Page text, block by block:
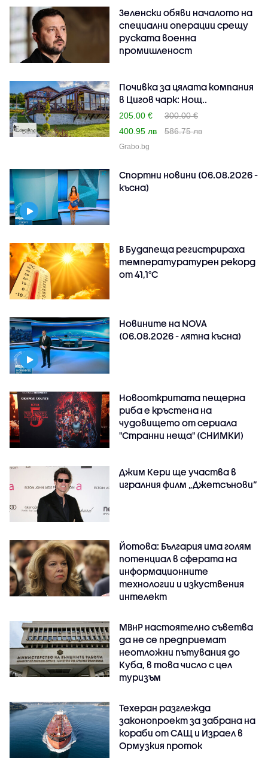
Зеленски обяви началото на
специални операции срещу
руската военна
промишленост
Почивка за цялата компания
в Цигов чарк: Нощ..
205.00 €
300.00 €
400.95 лв
586.75 лв
Grabo.bg
Спортни новини (06.08.2026 -
късна)
В Будапеща регистрираха
температуратурен рекорд
от 41,1°C
Новините на NOVA
(06.08.2026 - лятна късна)
Новооткритата пещерна
риба е кръстена на
чудовището от сериала
"Странни неща" (СНИМКИ)
Джим Кери ще участва в
игралния филм „Джетсънови“
Йотова: България има голям
потенциал в сферата на
информационните
технологии и изкуствения
интелект
МВнР настоятелно съветва
да не се предприемат
неотложни пътувания до
Куба, в това число с цел
туризъм
Техеран разглежда
законопроект за забрана на
кораби от САЩ и Израел в
Ормузкия проток